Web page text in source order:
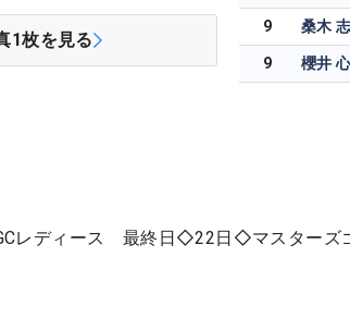
1枚を見る
9 桑木
9 櫻井
GCレディース 最終日◇22日◇マスターズ